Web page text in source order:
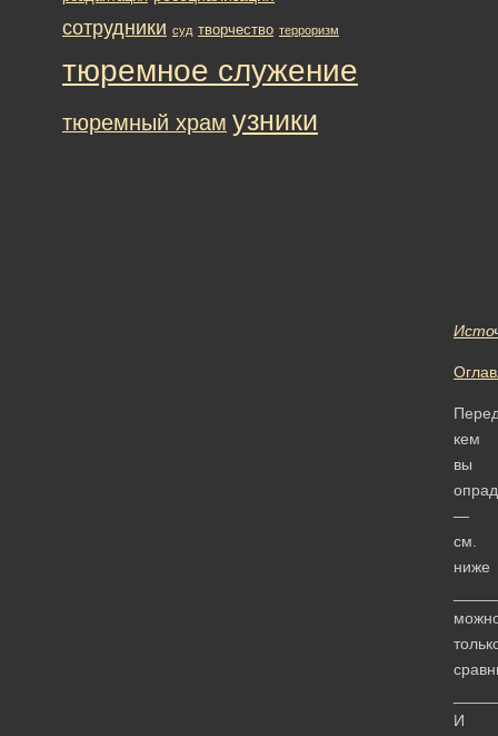
кем
вы
—
см.
ниже
И
сотрудники суд творчество терроризм
тюремное служение
тюремный храм узники